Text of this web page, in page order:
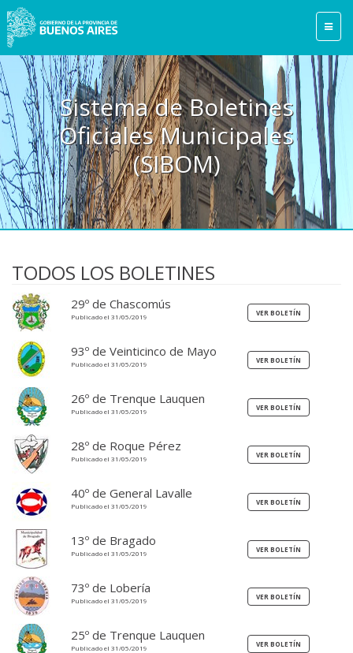
Sistema de Boletines
Oficiales Municipales
(SIBOM)
TODOS LOS BOLETINES
29º de Chascomús
Publicado el 31/05/2019
93º de Veinticinco de Mayo
Publicado el 31/05/2019
26º de Trenque Lauquen
Publicado el 31/05/2019
28º de Roque Pérez
Publicado el 31/05/2019
40º de General Lavalle
Publicado el 31/05/2019
13º de Bragado
Publicado el 31/05/2019
73º de Lobería
Publicado el 31/05/2019
25º de Trenque Lauquen
Publicado el 31/05/2019